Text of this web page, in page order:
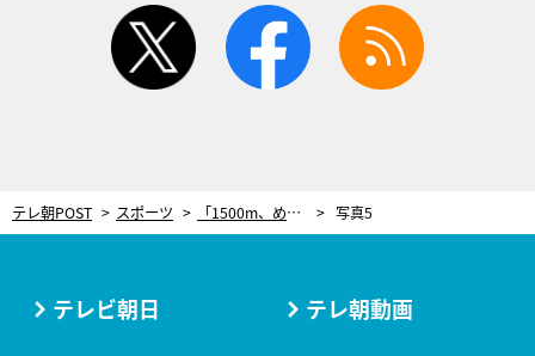
twitter facebook
テレ朝POST スポーツ 「1500m、めっちゃ短い」17歳高校生が日本新記録！世界水泳史上“メダルゼロ”種目に挑む新星、その強さの理由 写真5
テレビ朝日 テレ朝動画